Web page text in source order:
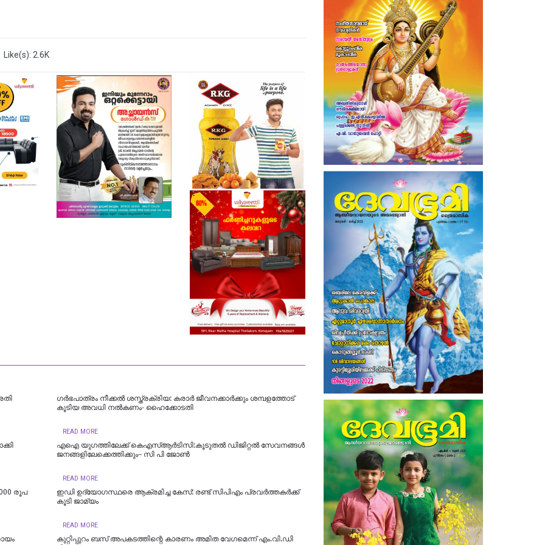
Like(s): 2.6K
ഗർഭപാത്രം നീക്കൽ ശസ്ത്രക്രിയ: കരാർ ജീവനക്കാർക്കും ശമ്പളത്തോട്
കൂടിയ അവധി നൽകണം- ഹൈക്കോടതി
READ MORE
എഐ യുഗത്തിലേക്ക് കെഎസ്ആർടിസി:കൂടുതൽ ഡിജിറ്റൽ സേവനങ്ങൾ
ജനങ്ങളിലേക്കെത്തിക്കും– സി പി ജോൺ
READ MORE
രൂപ
ഇഡി ഉദ്യോഗസ്ഥരെ ആക്രമിച്ച കേസ്: രണ്ട് സിപിഎം പ്രവർത്തകർക്ക്
കൂടി ജാമ്യം
READ MORE
കുറ്റിപ്പുറം ബസ് അപകടത്തിന്റെ കാരണം അമിത വേഗമെന്ന് എം.വി.ഡി